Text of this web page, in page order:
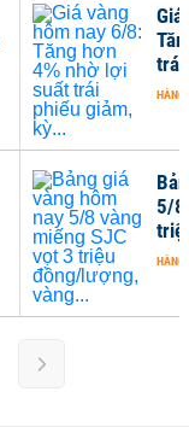
trái
HÀNG
5/8
HÀNG